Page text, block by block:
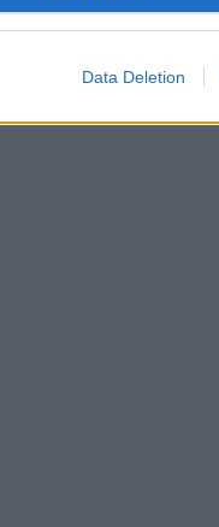
Data Deletion